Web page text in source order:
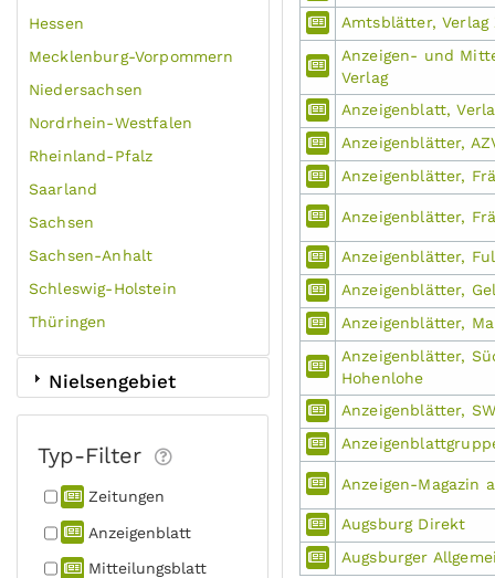
Hessen
Mecklenburg-Vorpommern
Niedersachsen
Nordrhein-Westfalen
Rheinland-Pfalz
Saarland
Sachsen
Sachsen-Anhalt
Schleswig-Holstein
Thüringen
Nielsengebiet
Typ-Filter
Zeitungen
Anzeigen­blatt
Mitteilungs­blatt
Amtsblätter,
Anzeigen- und
Verlag
Anzeigenblatt,
Anzeigenblätter,
Anzeigenblätter,
Anzeigenblätter,
Anzeigenblätter,
Anzeigenblätter,
Anzeigenblätter,
Anzeigenblätter,
Hohenlohe
Anzeigenblätter,
Anzeigen-Magazin
Augsburg Direkt
Augsburger